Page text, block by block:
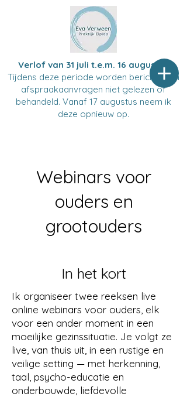
Verlof van 31 juli t.e.m. 16 augustus
Tijdens deze periode worden berichten en
afspraakaanvragen niet gelezen of
behandeld. Vanaf 17 augustus neem ik
deze opnieuw op.
Webinars voor
ouders en
grootouders
In het kort
Ik organiseer twee reeksen live
online webinars voor ouders, elk
voor een ander moment in een
moeilijke gezinssituatie. Je volgt ze
live, van thuis uit, in een rustige en
veilige setting — met herkenning,
taal, psycho-educatie en
onderbouwde, liefdevolle